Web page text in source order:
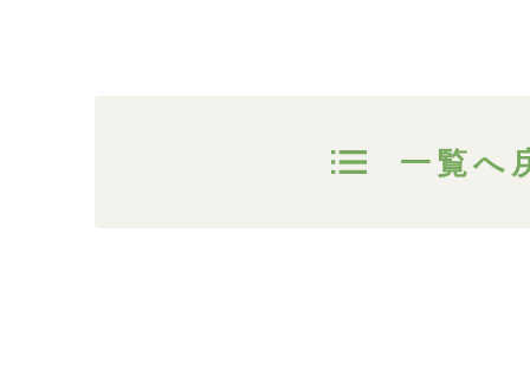
一覧へ